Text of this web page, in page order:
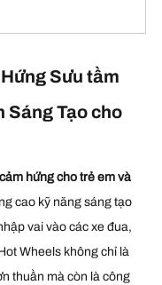
Sưu tầm
Sáng Tạo cho
hứng cho trẻ em và
cao kỹ năng sáng tạo
vai vào các xe đua,
Wheels không chỉ là
thuần mà còn là công